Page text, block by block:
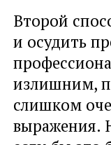
Второй
и осудить
излишним,
слишком
выражения.